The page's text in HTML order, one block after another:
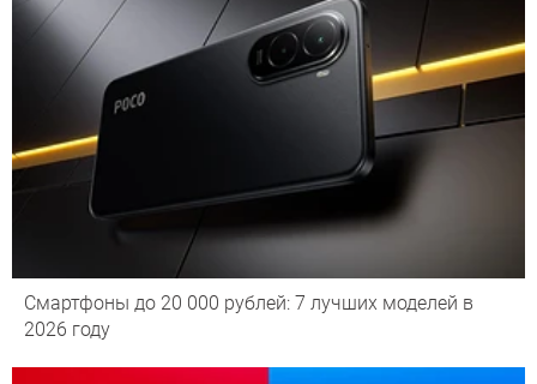
Смартфоны до 20 000 рублей: 7 лучших моделей в
2026 году